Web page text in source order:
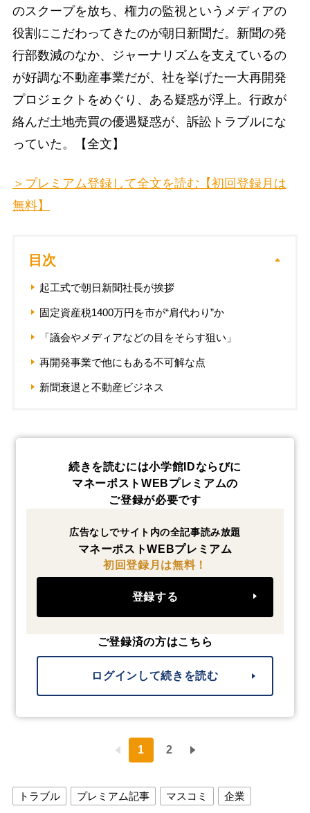
のスクープを放ち、権力の監視というメディアの
役割にこだわってきたのが朝日新聞だ。新聞の発
行部数減のなか、ジャーナリズムを支えているの
が好調な不動産事業だが、社を挙げた一大再開発
プロジェクトをめぐり、ある疑惑が浮上。行政が
絡んだ土地売買の優遇疑惑が、訴訟トラブルにな
っていた。【全文】
＞プレミアム登録して全文を読む【初回登録月は
無料】
目次
起工式で朝日新聞社長が挨拶
固定資産税1400万円を市が“肩代わり”か
「議会やメディアなどの目をそらす狙い」
再開発事業で他にもある不可解な点
新聞衰退と不動産ビジネス
続きを読むには小学館IDならびに
マネーポストWEBプレミアムの
ご登録が必要です
広告なしでサイト内の全記事読み放題
マネーポストWEBプレミアム
初回登録月は無料！
登録する
ご登録済の方はこちら
ログインして続きを読む
1 2
トラブル プレミアム記事 マスコミ 企業